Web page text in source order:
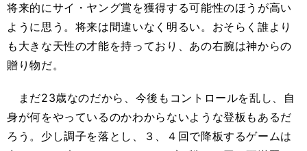
将来的にサイ・ヤング賞を獲得する可能性のほうが高い
ように思う。将来は間違いなく明るい。おそらく誰より
も大きな天性の才能を持っており、あの右腕は神からの
贈り物だ。
まだ23歳なのだから、今後もコントロールを乱し、自
身が何をやっているのかわからないような登板もあるだ
ろう。少し調子を落とし、３、４回で降板するゲームは